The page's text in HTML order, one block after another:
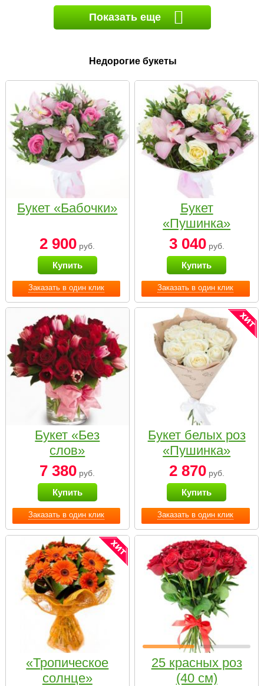
Показать еще
Недорогие букеты
Заказать в один клик
Букет «Бабочки»
2 900 руб.
Купить
Заказать в один клик
Букет
«Пушинка»
3 040руб.
Купить
Заказать в один клик
Букет «Без
слов»
7 380 руб.
Купить
Заказать в один клик
Букет белых роз
«Пушинка»
2 870руб.
Купить
«Тропическое
солнце»
25 красных роз
(40 см)